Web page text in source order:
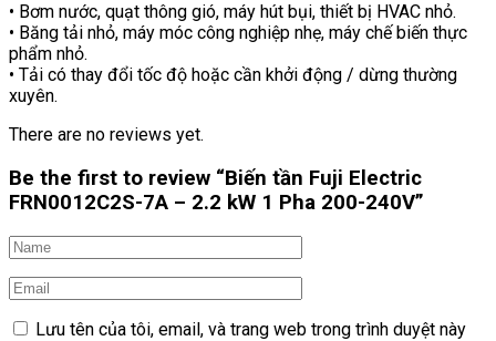
• Bơm nước, quạt thông gió, máy hút bụi, thiết bị HVAC nhỏ.
• Băng tải nhỏ, máy móc công nghiệp nhẹ, máy chế biến thực
phẩm nhỏ.
• Tải có thay đổi tốc độ hoặc cần khởi động / dừng thường
xuyên.
There are no reviews yet.
Be the first to review “Biến tần Fuji Electric
FRN0012C2S-7A – 2.2 kW 1 Pha 200-240V”
Lưu tên của tôi, email, và trang web trong trình duyệt này